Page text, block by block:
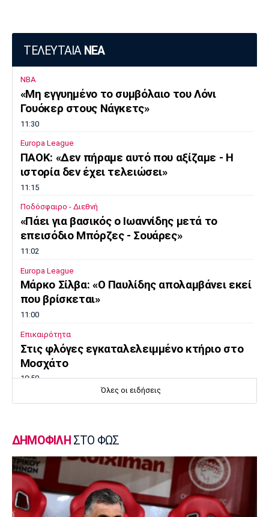
ΤΕΛΕΥΤΑΙΑ ΝΕΑ
NBA
«Μη εγγυημένο το συμβόλαιο του Λόνι
Γουόκερ στους Νάγκετς»
11:30
Europa League
ΠΑΟΚ: «Δεν πήραμε αυτό που αξίζαμε - Η
ιστορία δεν έχει τελειώσει»
11:15
Ποδόσφαιρο - Διεθνή
«Πάει για βασικός ο Ιωαννίδης μετά το
επεισόδιο Μπόρζες - Σουάρες»
11:02
Europa League
Μάρκο Σίλβα: «Ο Παυλίδης απολαμβάνει εκεί
που βρίσκεται»
11:00
Επικαιρότητα
Στις φλόγες εγκαταλελειμμένο κτήριο στο
Μοσχάτο
10:50
10:40
Μπάσκετ
Συνεχίζει στη Ρωσία ο Αλεξέι Ποκουσέφσκι
10:30
Στοίχημα
Όλες οι ειδήσεις
ΔΗΜΟΦΙΛΗ ΣΤΟ ΦΩΣ